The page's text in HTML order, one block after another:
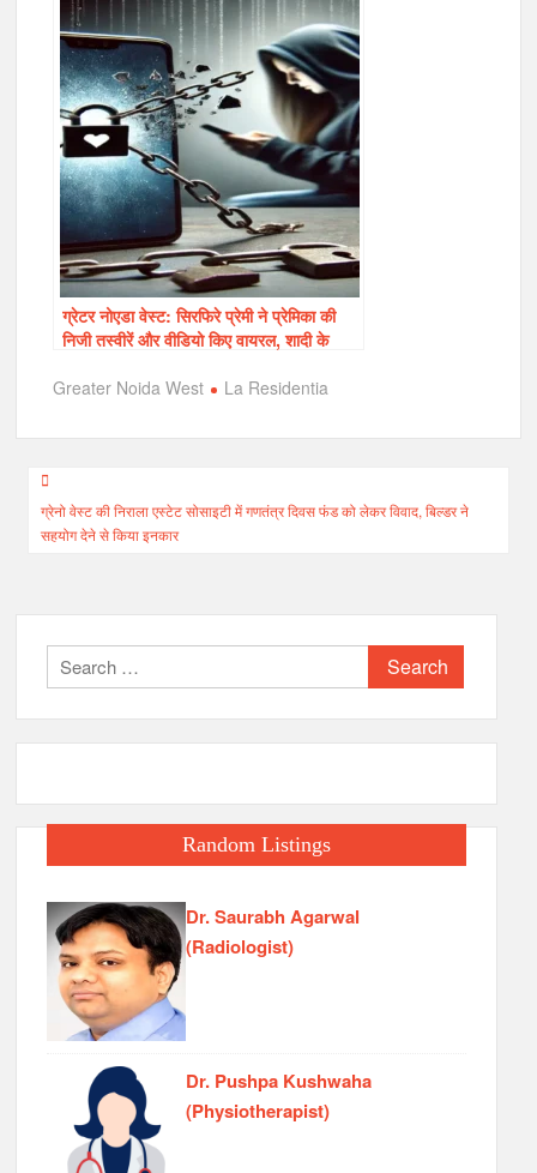
ग्रेटर नोएडा वेस्ट: सिरफिरे प्रेमी ने प्रेमिका की
निजी तस्वीरें और वीडियो किए वायरल, शादी के
Greater Noida West
La Residentia
Post
navigation
ग्रेनो वेस्ट की निराला एस्टेट सोसाइटी में गणतंत्र दिवस फंड को लेकर विवाद, बिल्डर ने
सहयोग देने से किया इनकार
Search
for:
Random Listings
Dr. Saurabh Agarwal
(Radiologist)
Dr. Pushpa Kushwaha
(Physiotherapist)